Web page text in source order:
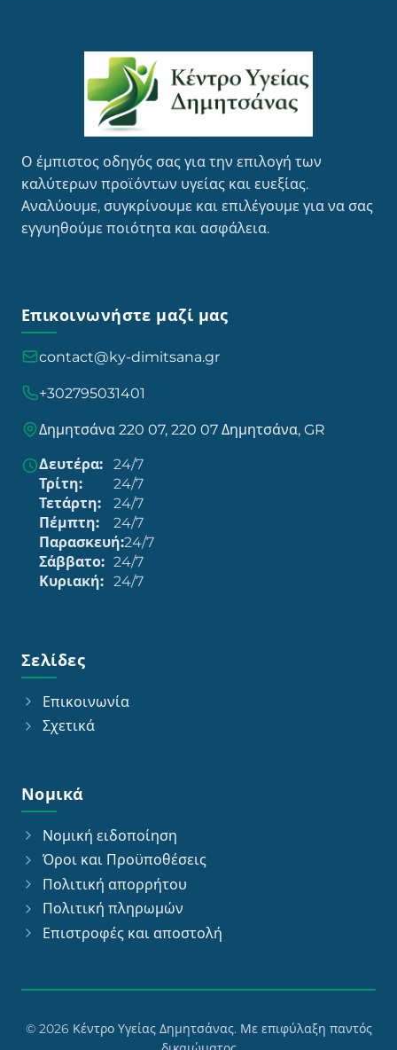
Ο έμπιστος οδηγός σας για την επιλογή των
καλύτερων προϊόντων υγείας και ευεξίας.
Αναλύουμε, συγκρίνουμε και επιλέγουμε για να σας
εγγυηθούμε ποιότητα και ασφάλεια.
Επικοινωνήστε μαζί μας
contact@ky-dimitsana.gr
+302795031401
Δημητσάνα 220 07, 220 07 Δημητσάνα, GR
Δευτέρα:
24/7
Τρίτη:
24/7
Τετάρτη:
24/7
Πέμπτη:
24/7
Παρασκευή:24/7
Σάββατο: 24/7
Κυριακή: 24/7
Σελίδες
Επικοινωνία
Σχετικά
Νομικά
Νομική ειδοποίηση
Όροι και Προϋποθέσεις
Πολιτική απορρήτου
Πολιτική πληρωμών
Επιστροφές και αποστολή
© 2026 Κέντρο Υγείας Δημητσάνας. Με επιφύλαξη παντός